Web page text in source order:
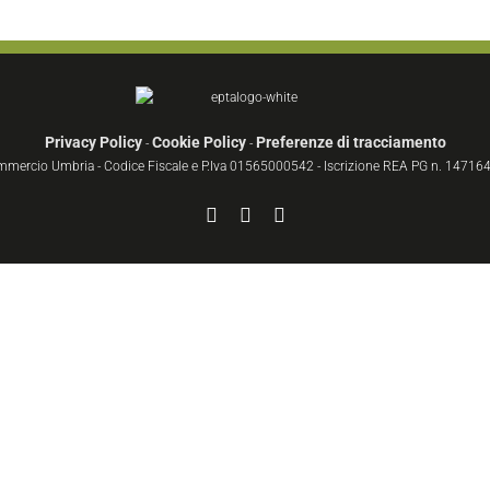
Privacy Policy- Cookie Policy- Preferenze di tracciamento
Umbria - Codice Fiscale e P.Iva 01565000542 - Iscrizione REA PG n.
FacebookYouTube